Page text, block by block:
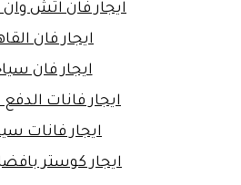
ايجار فان اتش وان
ايجار فان
ايجار فان
ايجار فانات الدفع
ايجار فانات
ايجار كوستر